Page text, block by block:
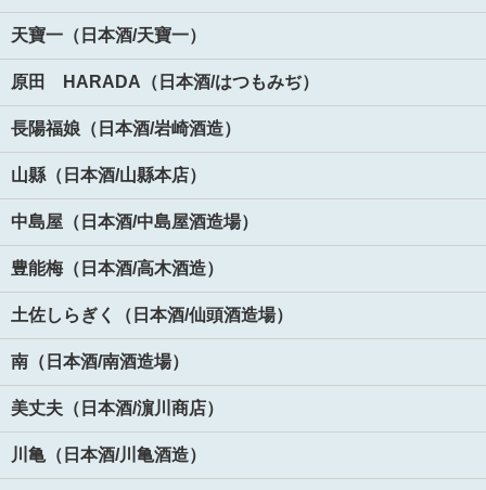
天寶一（日本酒/天寶一）
原田 HARADA（日本酒/はつもみぢ）
長陽福娘（日本酒/岩崎酒造）
山縣（日本酒/山縣本店）
中島屋（日本酒/中島屋酒造場）
豊能梅（日本酒/高木酒造）
土佐しらぎく（日本酒/仙頭酒造場）
南（日本酒/南酒造場）
美丈夫（日本酒/濵川商店）
川亀（日本酒/川亀酒造）